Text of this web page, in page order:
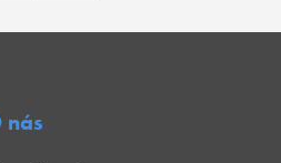
nás